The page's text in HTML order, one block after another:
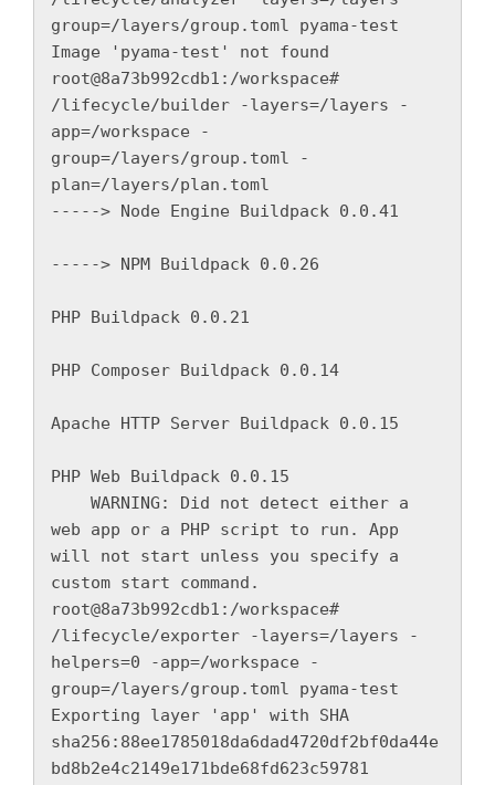
group=/layers/group.toml pyama-test
Image 'pyama-test' not found
root@8a73b992cdb1:/workspace#
/lifecycle/builder -layers=/layers -
app=/workspace -
group=/layers/group.toml -
plan=/layers/plan.toml
-----> Node Engine Buildpack 0.0.41
-----> NPM Buildpack 0.0.26
PHP Buildpack 0.0.21
PHP Composer Buildpack 0.0.14
Apache HTTP Server Buildpack 0.0.15
PHP Web Buildpack 0.0.15
web app or a PHP script to run. App
will not start unless you specify a
custom start command.
root@8a73b992cdb1:/workspace#
/lifecycle/exporter -layers=/layers -
helpers=0 -app=/workspace -
group=/layers/group.toml pyama-test
Exporting layer 'app' with SHA
sha256:88ee1785018da6dad4720df2bf0da44e
bd8b2e4c2149e171bde68fd623c59781